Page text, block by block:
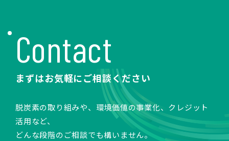
Analyticsを利用しますと、Google社又は当社の設定す
るCookieをもとにして、Google社が利用者様によるサ
イト訪問履歴を収集、記録、分析します。当社は、
Google社からその分析結果を受け取り、利用者様の利用
状況等を把握します。Google Analyticsにより収集、記
録、分析された利用者様の情報には、特定の個人を識別す
る情報は一切含まれません。また、それらの情報は、
Google社により同社のプライバシーポリシーに基づいて
管理されます。
Contact
まずはお気軽にご相談ください
脱炭素の取り組みや、環境価値の事業化、クレジット
活用など、
どんな段階のご相談でも構いません。